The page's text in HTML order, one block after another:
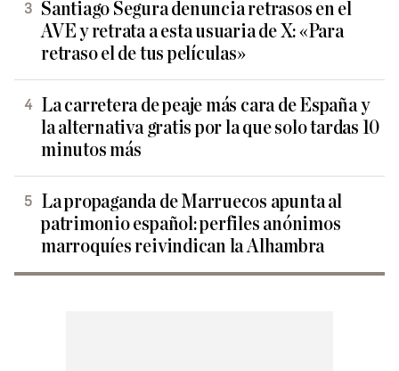
Santiago Segura denuncia retrasos en el
AVE y retrata a esta usuaria de X: «Para
retraso el de tus películas»
La carretera de peaje más cara de España y
la alternativa gratis por la que solo tardas 10
minutos más
La propaganda de Marruecos apunta al
patrimonio español: perfiles anónimos
marroquíes reivindican la Alhambra